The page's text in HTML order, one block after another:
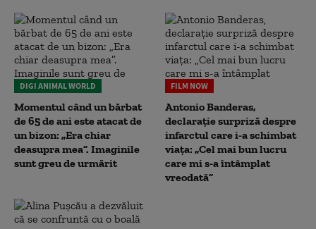
DIGI ANIMAL WORLD
Momentul când un bărbat
de 65 de ani este atacat de
un bizon: „Era chiar
deasupra mea”. Imaginile
sunt greu de urmărit
FILM NOW
Antonio Banderas,
declarație surpriză despre
infarctul care i-a schimbat
viața: „Cel mai bun lucru
care mi s-a întâmplat
vreodată”